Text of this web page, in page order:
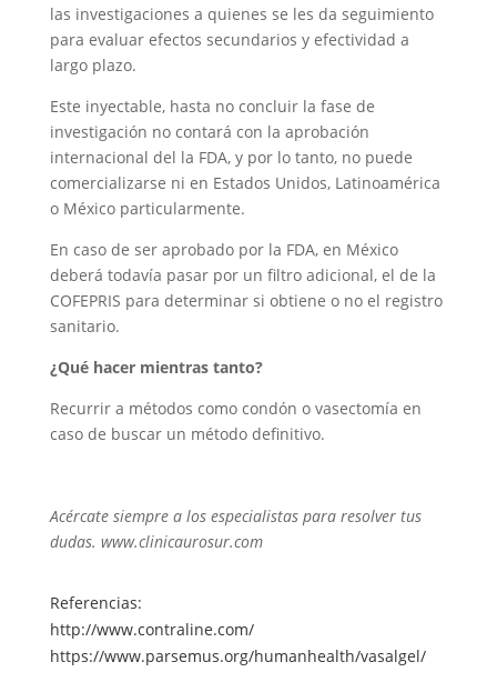
las investigaciones a quienes se les da seguimiento
para evaluar efectos secundarios y efectividad a
largo plazo.
Este inyectable, hasta no concluir la fase de
investigación no contará con la aprobación
internacional del la FDA, y por lo tanto, no puede
comercializarse ni en Estados Unidos, Latinoamérica
o México particularmente.
En caso de ser aprobado por la FDA, en México
deberá todavía pasar por un filtro adicional, el de la
COFEPRIS para determinar si obtiene o no el registro
sanitario.
¿Qué hacer mientras tanto?
Recurrir a métodos como condón o vasectomía en
caso de buscar un método definitivo.
Acércate siempre a los especialistas para resolver tus
dudas. www.clinicaurosur.com
Referencias:
http://www.contraline.com/
https://www.parsemus.org/humanhealth/vasalgel/